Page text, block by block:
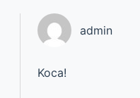
admin
Koca!